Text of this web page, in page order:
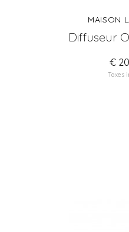
MAISON
Diffuseur
€
Taxes